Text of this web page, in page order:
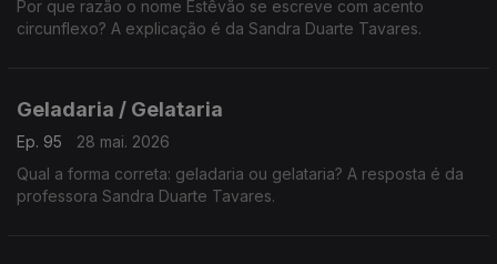
Por que razão o nome Estêvão se escreve com acento
circunflexo? A explicação é da Sandra Duarte Tavares.
Geladaria / Gelataria
Ep. 95
28 mai. 2026
Qual a forma correta: geladaria ou gelataria? A resposta é da
professora Sandra Duarte Tavares.